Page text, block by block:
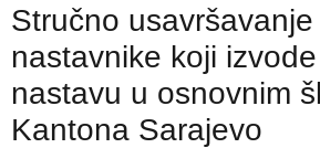
Stručno
nastavnike koji
nastavu u osnovnim
Kantona Sarajevo